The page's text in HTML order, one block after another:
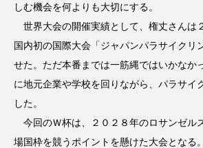
しむ機会を何よりも大切にする。
世界大会の開催実績として、権丈さんは
国内初の国際大会「ジャパンパラサイクリ
せた。ただ本番までは一筋縄ではいかなか
に地元企業や学校を回りながら、パラサイ
した。
今回のＷ杯は、２０２８年のロサンゼル
場国枠を競うポイントを懸けた大会となる